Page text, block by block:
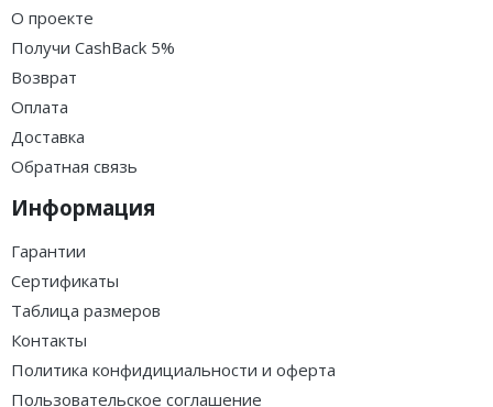
О проекте
Получи CashBack 5%
Возврат
Оплата
Доставка
Обратная связь
Информация
Гарантии
Сертификаты
Таблица размеров
Контакты
Политика конфидициальности и оферта
Пользовательское соглашение